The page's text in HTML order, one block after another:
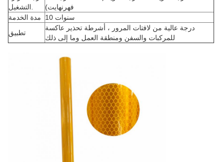
فهرنهايت)
مدة الخدمة
10 سنوات
تطبيق
درجة عالية من لافتات المرور ، أشرطة تحذير عاكسة
للمركبات والسفن ومنطقة العمل وما إلى ذلك